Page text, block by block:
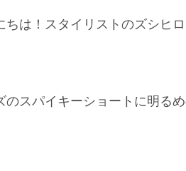
ちは！スタイリストのズシヒロ
のスパイキーショートに明る